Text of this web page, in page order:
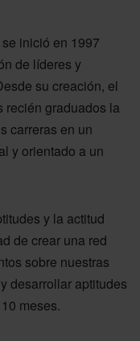
inició en 1997
de líderes y
su creación, el
recién graduados la
carreras en un
y orientado a un
y la actitud
de crear una red
sobre nuestras
desarrollar aptitudes
meses.